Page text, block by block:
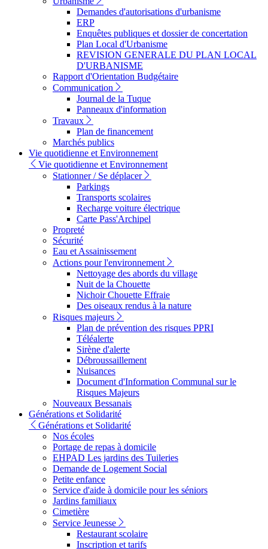
Demandes d'autorisations d'urbanisme
ERP
Enquêtes publiques et dossier de concertation
Plan Local d'Urbanisme
REVISION GENERALE DU PLAN LOCAL
D'URBANISME
Rapport d'Orientation Budgétaire
Communication
Journal de la Tuque
Panneaux d'information
Travaux
Plan de financement
Marchés publics
Vie quotidienne et Environnement
Vie quotidienne et Environnement
Stationner / Se déplacer
Parkings
Transports scolaires
Recharge voiture électrique
Carte Pass'Archipel
Propreté
Sécurité
Eau et Assainissement
Actions pour l'environnement
Nettoyage des abords du village
Nuit de la Chouette
Nichoir Chouette Effraie
Des oiseaux rendus à la nature
Risques majeurs
Plan de prévention des risques PPRI
Téléalerte
Sirène d'alerte
Débroussaillement
Nuisances
Document d'Information Communal sur le
Risques Majeurs
Nouveaux Bessanais
Générations et Solidarité
Générations et Solidarité
Nos écoles
Portage de repas à domicile
EHPAD Les jardins des Tuileries
Demande de Logement Social
Petite enfance
Service d'aide à domicile pour les séniors
Jardins familiaux
Cimetière
Service Jeunesse
Restaurant scolaire
Inscription et tarifs